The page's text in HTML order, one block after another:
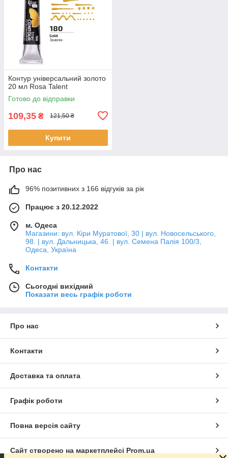
Контур універсальний золото
20 мл Rosa Talent
Готово до відправки
109,35 ₴ 121,50 ₴
Купити
Про нас
96% позитивних з 166 відгуків за рік
Працює з 20.12.2022
м. Одеса
Магазини: вул. Кіри Муратової, 30 | вул. Новосельського,
98. | вул. Дальницька, 46. | вул. Семена Палія 100/3,
Одеса, Україна
Контакти
Сьогодні вихідний
Показати весь графік роботи
Про нас
Контакти
Доставка та оплата
Графік роботи
Повна версія сайту
Сайт створено на маркетплейсі Prom.ua